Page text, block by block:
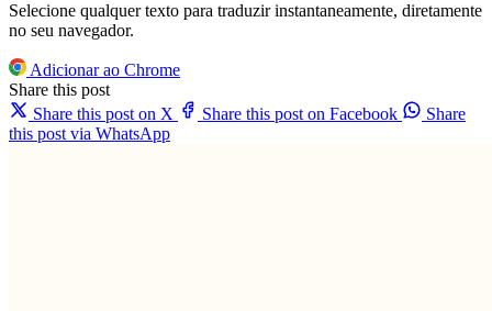
Selecione qualquer texto para traduzir instantaneamente, diretamente
no seu navegador.
Adicionar ao Chrome
Share this post
Share this post on X
Share this post on Facebook
Share
this post via WhatsApp